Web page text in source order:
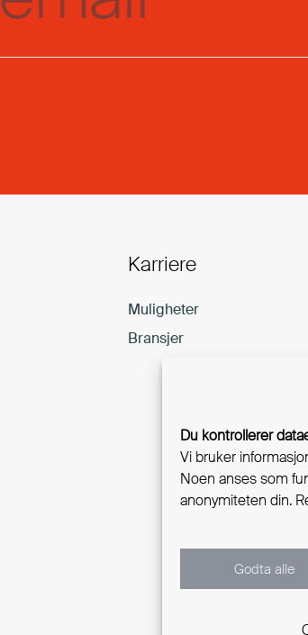
Du kontrollerer
Vi bruker
Noen anses som
anonymiteten din.
Godta alle
Karriere
Muligheter
Bransjer